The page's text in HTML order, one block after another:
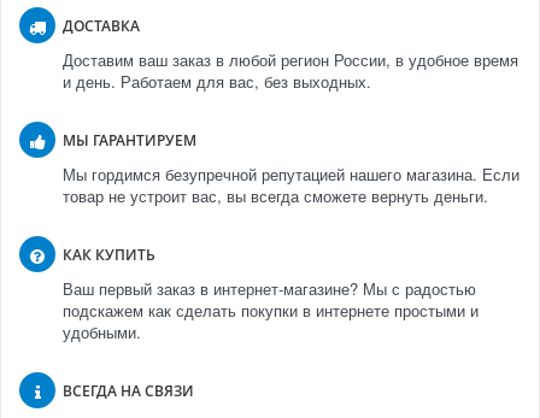
ДОСТАВКА
Доставим ваш заказ в любой регион России, в удобное время
и день. Работаем для вас, без выходных.
МЫ ГАРАНТИРУЕМ
Мы гордимся безупречной репутацией нашего магазина. Если
товар не устроит вас, вы всегда сможете вернуть деньги.
КАК КУПИТЬ
Ваш первый заказ в интернет-магазине? Мы с радостью
подскажем как сделать покупки в интернете простыми и
удобными.
ВСЕГДА НА СВЯЗИ